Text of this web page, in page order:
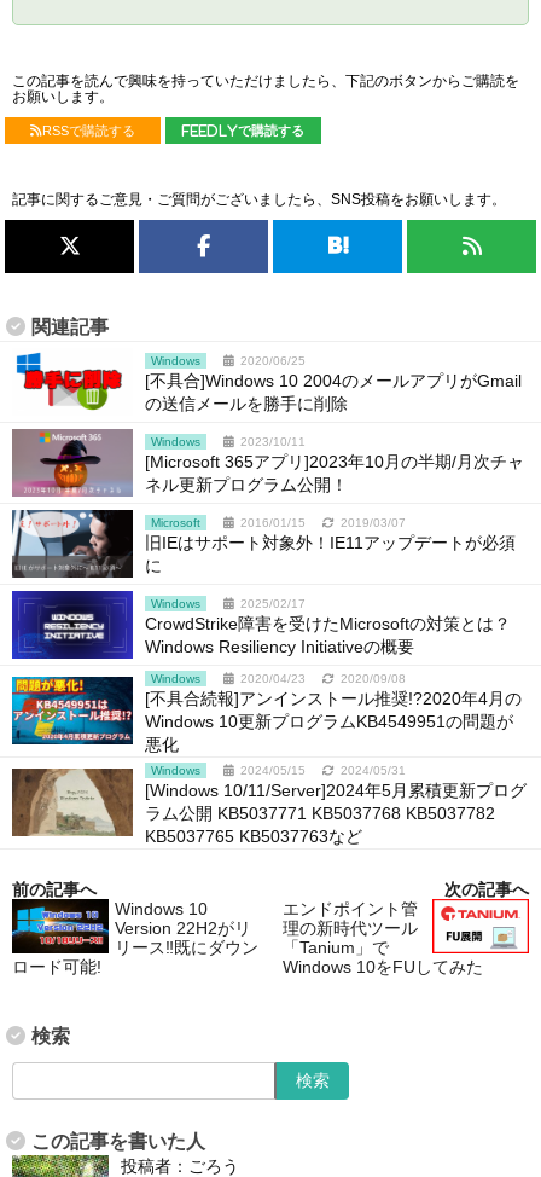
この記事を読んで興味を持っていただけましたら、下記のボタンからご購読を
お願いします。
RSSで購読する feedlyで購読する
記事に関するご意見・ご質問がございましたら、SNS投稿をお願いします。
関連記事
Windows 2020/06/25
[不具合]Windows 10 2004のメールアプリがGmail
の送信メールを勝手に削除
Windows 2023/10/11
[Microsoft 365アプリ]2023年10月の半期/月次チャ
ネル更新プログラム公開！
Microsoft 2016/01/15 2019/03/07
旧IEはサポート対象外！IE11アップデートが必須
に
Windows 2025/02/17
CrowdStrike障害を受けたMicrosoftの対策とは？
Windows Resiliency Initiativeの概要
Windows 2020/04/23 2020/09/08
[不具合続報]アンインストール推奨!?2020年4月の
Windows 10更新プログラムKB4549951の問題が
悪化
Windows 2024/05/15 2024/05/31
[Windows 10/11/Server]2024年5月累積更新プログ
ラム公開 KB5037771 KB5037768 KB5037782
KB5037765 KB5037763など
前の記事へ
Windows 10
Version 22H2がリ
リース‼既にダウン
ロード可能!
次の記事へ
エンドポイント管
理の新時代ツール
「Tanium」で
Windows 10をFUしてみた
検索
この記事を書いた人
投稿者： ごろう